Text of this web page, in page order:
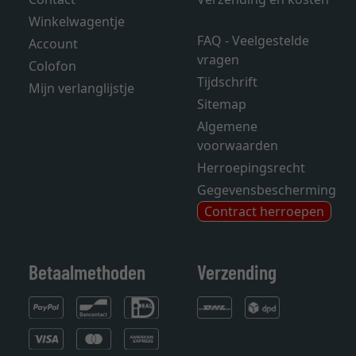
Winkelwagentje
Account
Colofon
Mijn verlanglijstje
FAQ - Veelgestelde
vragen
Tijdschrift
Sitemap
Algemene
voorwaarden
Herroepingsrecht
Gegevensbescherming
Contract herroepen
Betaalmethoden Verzending